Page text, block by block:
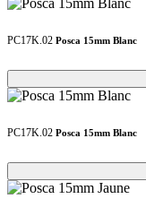
PC17K.02 Posca 15mm Blanc
Loading...
Loading...
PC17K.02 Posca 15mm Blanc
Loading...
Loading...